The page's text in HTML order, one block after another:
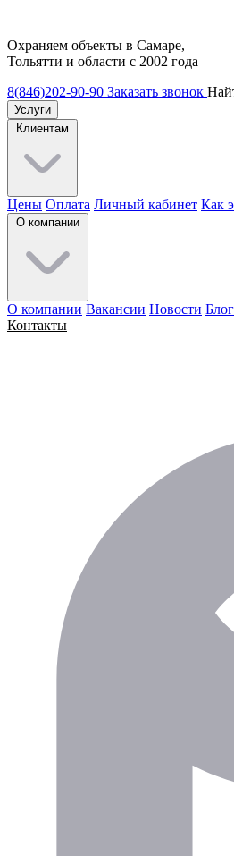
Охраняем объекты в Самаре,
Тольятти и области с 2002 года
8(846)202-90-90 Заказать звонок
Услуги
Клиентам
Цены Оплата Личный кабинет Как
О компании
О компании Вакансии Новости Блог
Контакты